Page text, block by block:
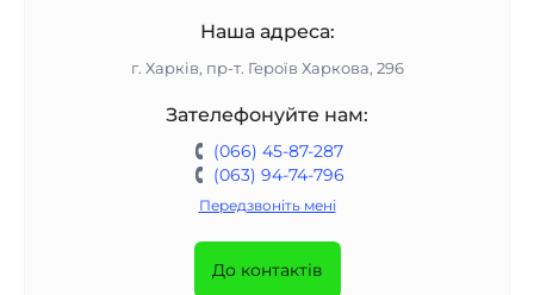
Наша адреса:
г. Харків, пр-т. Героїв Харкова, 296
Зателефонуйте нам:
(066) 45-87-287
(063) 94-74-796
Передзвоніть мені
До контактів